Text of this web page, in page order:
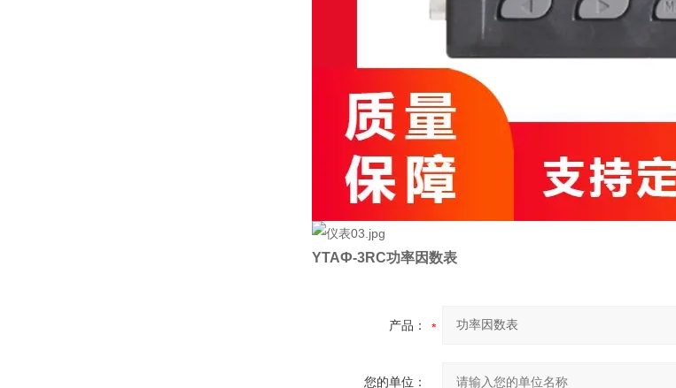
YTAФ-3RC功率因数表
产品：
您的单位：